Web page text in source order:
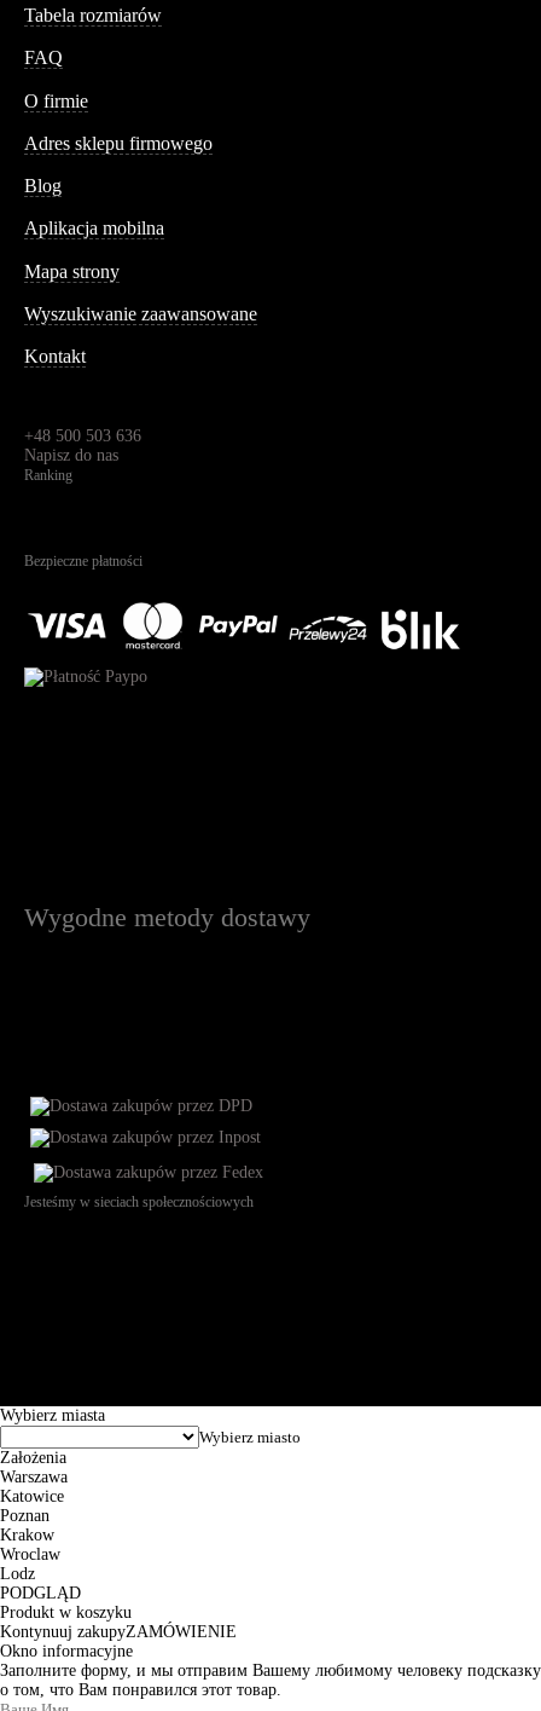
Tabela rozmiarów
FAQ
O firmie
Adres sklepu firmowego
Blog
Aplikacja mobilna
Mapa strony
Wyszukiwanie zaawansowane
Kontakt
+48 500 503 636
Napisz do nas
Ranking
Bezpieczne płatności
Wygodne metody dostawy
Jesteśmy w sieciach społecznościowych
Wybierz miasta
Założenia
Warszawa
Katowice
Poznan
Krakow
Wroclaw
Lodz
PODGLĄD
Produkt w koszyku
Kontynuuj zakupyZAMÓWIENIE
Okno informacyjne
Заполните форму, и мы отправим Вашему любимому человеку подсказку
о том, что Вам понравился этот товар.